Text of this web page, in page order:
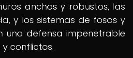
anchos y robustos, las
y los sistemas de fosos y
una defensa impenetrable
conflictos.